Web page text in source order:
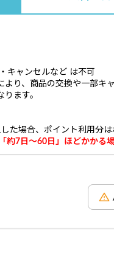
キャンセルなど は不可
り、商品の交換や一部キ
ます。
た場合、ポイント利用分
7日～60日」ほどかかる